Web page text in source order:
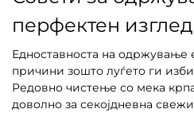
перфектен изглед
Едноставноста на одржување
причини зошто луѓето ги
Редовно чистење со мека
доволно за секојдневна